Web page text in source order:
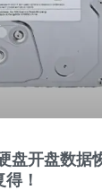
盘开盘数据
！